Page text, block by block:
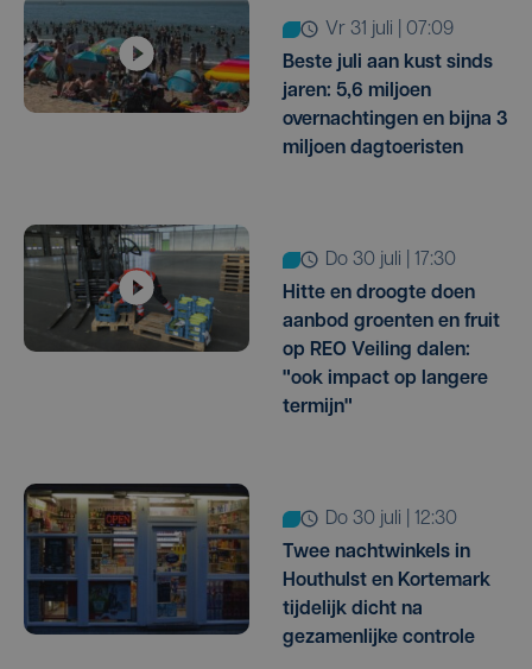
vr 31 juli | 07:09
Beste juli aan kust sinds
jaren: 5,6 miljoen
overnachtingen en bijna 3
miljoen dagtoeristen
do 30 juli | 17:30
Hitte en droogte doen
aanbod groenten en fruit
op REO Veiling dalen:
"ook impact op langere
termijn"
do 30 juli | 12:30
Twee nachtwinkels in
Houthulst en Kortemark
tijdelijk dicht na
gezamenlijke controle